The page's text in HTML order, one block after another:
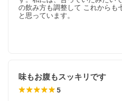
の飲み方も調整して これからも
と思っています。
味もお腹もスッキリです
5